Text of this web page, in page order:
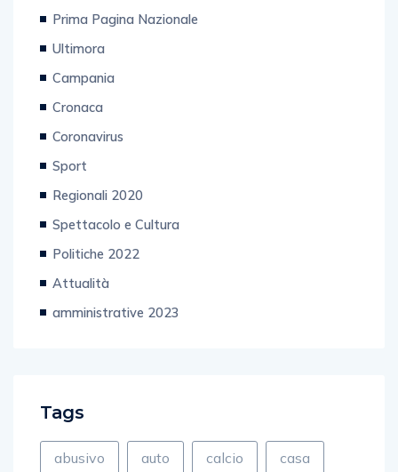
Prima Pagina Nazionale
Ultimora
Campania
Cronaca
Coronavirus
Sport
Regionali 2020
Spettacolo e Cultura
Politiche 2022
Attualità
amministrative 2023
Tags
abusivo auto calcio casa